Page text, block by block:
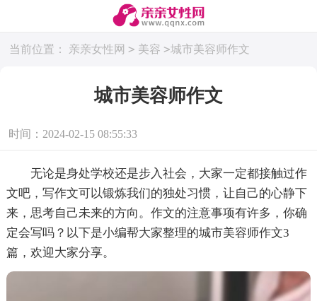
当前位置： 亲亲女性网 > 美容 >城市美容师作文
城市美容师作文
时间：2024-02-15 08:55:33
无论是身处学校还是步入社会，大家一定都接触过作
文吧，写作文可以锻炼我们的独处习惯，让自己的心静下
来，思考自己未来的方向。作文的注意事项有许多，你确
定会写吗？以下是小编帮大家整理的城市美容师作文3
篇，欢迎大家分享。